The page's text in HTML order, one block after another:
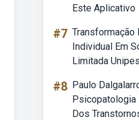
Este Aplicativo
#7 Transformação
Individual Em
Limitada
#8 Paulo
Psicopatologia
Dos